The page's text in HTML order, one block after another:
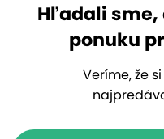
Hľadali sme,
ponuku
Veríme, že